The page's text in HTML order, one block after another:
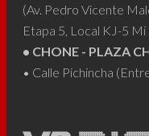
(Av. Pedro Vicente
Etapa 5, Local KJ-5
• CHONE - PLAZA
• Calle Pichincha